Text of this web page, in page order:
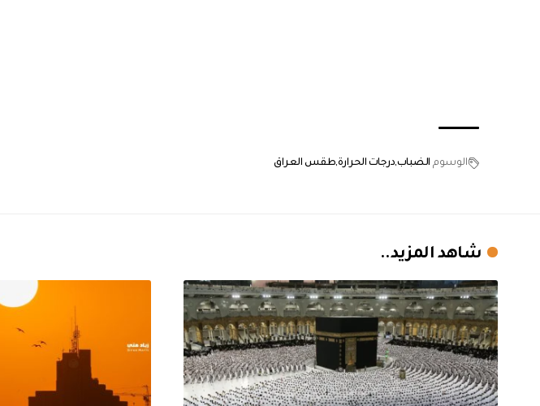
الوسوم الضباب درجات الحرارة طقس العراق
شاهد المزيد..